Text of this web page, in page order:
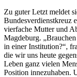
Zu guter Letzt meldet
Bundesverdienstkreuz
vierfache Mutter und
Magdeburg.
in einer Institution?“,
die wir uns heute
Leben ganz vielen
Position innezuhaben.